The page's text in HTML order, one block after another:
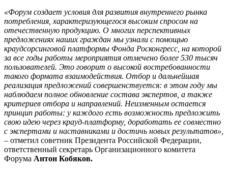
«Форум создает условия для развития внутреннего рынка
потребления, характеризующегося высоким спросом на
отечественную продукцию. О многих перспективных
предложениях наших граждан мы узнали с помощью
краудсорсинговой платформы Фонда Росконгресс, на которой
за все годы работы мероприятия отмечено более 530 тысяч
пользователей. Это говорит о высокой востребованности
такого формата взаимодействия. Отбор и дальнейшая
реализация предложений совершенствуется: в этом году мы
наблюдаем полное обновление состава экспертов, а также
критериев отбора и направлений. Неизменным остается
принцип работы: у каждого есть возможность предложить
свою идею через крауд-платформу, доработать ее совместно
с экспертами и наставниками и достичь новых результатов»,
– отметил советник Президента Российской Федерации,
ответственный секретарь Организационного комитета
Форума Антон Кобяков.